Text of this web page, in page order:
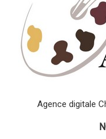
Agence digitale